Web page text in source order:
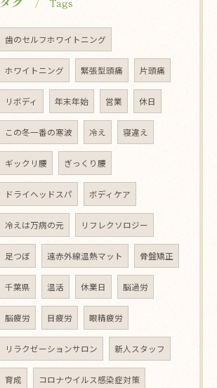
Tags
歯のセルフホワイトニング
ホワイトニング 緊張型頭痛 片頭痛
リボディ 年末年始 営業 休日
この冬一番の寒波 冷え 寝違え
ギックリ腰 ぎっくり腰
ドライヘッドスパ ボディケア
冷えは万病の元 リフレクソロジー
足つぼ 遠赤外線温熱マット 骨盤矯正
千葉県 温活 休業日 脳過労
脳疲労 目疲労 眼精疲労
リラクゼーションサロン 新人スタッフ
育成 コロナウイルス感染症対策